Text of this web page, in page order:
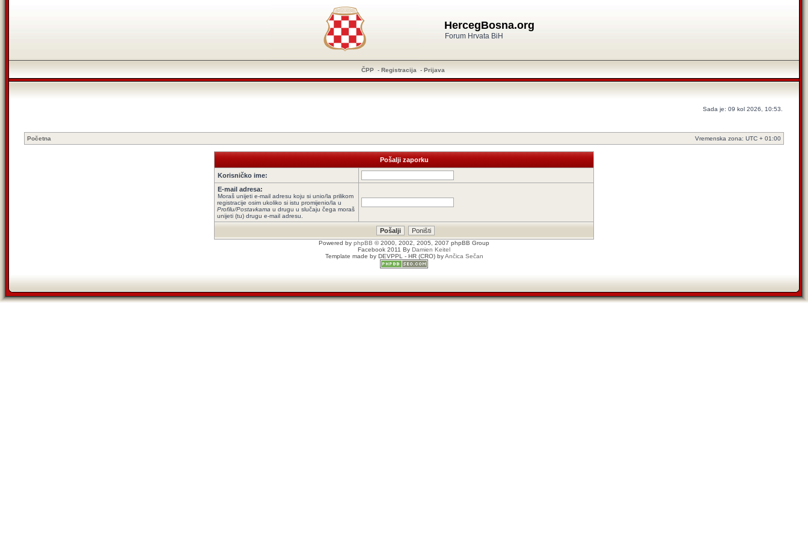
HercegBosna.org
Forum Hrvata BiH
ČPP - Registracija - Prijava
Sada je: 09 kol 2026, 10:53.
Početna Vremenska zona: UTC + 01:00
Pošalji zaporku
Korisničko ime:
E-mail adresa:
Moraš unijeti e-mail adresu koju si unio/la prilikom
registracije osim ukoliko si istu promijenio/la u
Profilu/Postavkama u drugu u slučaju čega moraš
unijeti (tu) drugu e-mail adresu.
Powered by phpBB © 2000, 2002, 2005, 2007 phpBB Group
Facebook 2011 By Damien Keitel
Template made by DEVPPL - HR (CRO) byAnčica Sečan